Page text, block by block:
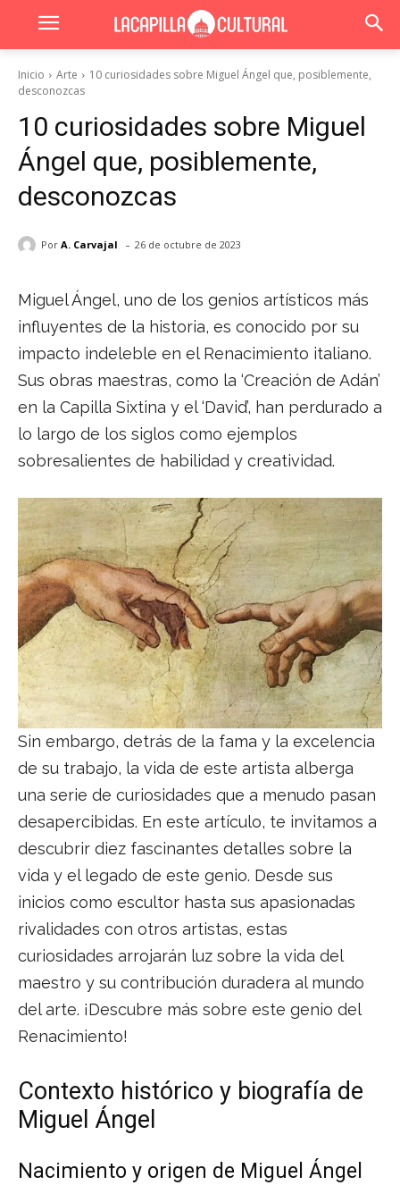
Inicio Arte
10 curiosidades sobre Miguel Ángel que, posiblemente,
desconozcas
10 curiosidades sobre Miguel
Ángel que, posiblemente,
desconozcas
Por A. Carvajal - 26 de octubre de 2023
Miguel Ángel, uno de los genios artísticos más
influyentes de la historia, es conocido por su
impacto indeleble en el Renacimiento italiano.
Sus obras maestras, como la ‘Creación de Adán’
en la Capilla Sixtina y el ‘David’, han perdurado a
lo largo de los siglos como ejemplos
sobresalientes de habilidad y creatividad.
Sin embargo, detrás de la fama y la excelencia
de su trabajo, la vida de este artista alberga
una serie de curiosidades que a menudo pasan
desapercibidas. En este artículo, te invitamos a
descubrir diez fascinantes detalles sobre la
vida y el legado de este genio. Desde sus
inicios como escultor hasta sus apasionadas
rivalidades con otros artistas, estas
curiosidades arrojarán luz sobre la vida del
maestro y su contribución duradera al mundo
del arte. ¡Descubre más sobre este genio del
Renacimiento!
Contexto histórico y biografía de
Miguel Ángel
Nacimiento y origen de Miguel Ángel